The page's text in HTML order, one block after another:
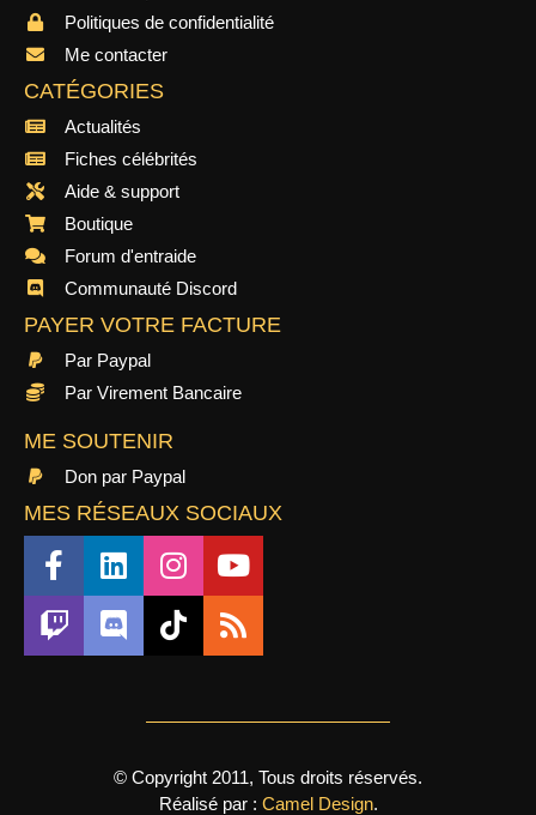
Politiques de confidentialité
Me contacter
CATÉGORIES
Actualités
Fiches célébrités
Aide & support
Boutique
Forum d'entraide
Communauté Discord
PAYER VOTRE FACTURE
Par Paypal
Par Virement Bancaire
ME SOUTENIR
Don par Paypal
MES RÉSEAUX SOCIAUX
© Copyright 2011, Tous droits réservés.
Réalisé par : Camel Design.